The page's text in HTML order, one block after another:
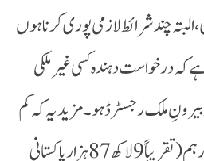
چند شرائط لازمی پوری کرنا ہوں
درخواست دہندہ کسی غیر ملکی
بیرونِ ملک رجسٹرڈ ہو۔ مزید یہ کہ کم
از کم ماہانہ آمدنی 12,856 درہم (تقریباً 9 لاکھ 87 ہزار پاکستانی